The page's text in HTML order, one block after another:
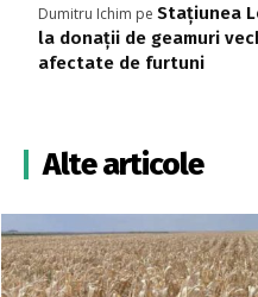
Dumitru Ichim pe Stațiunea
la donații de geamuri
afectate de furtuni
Alte articole